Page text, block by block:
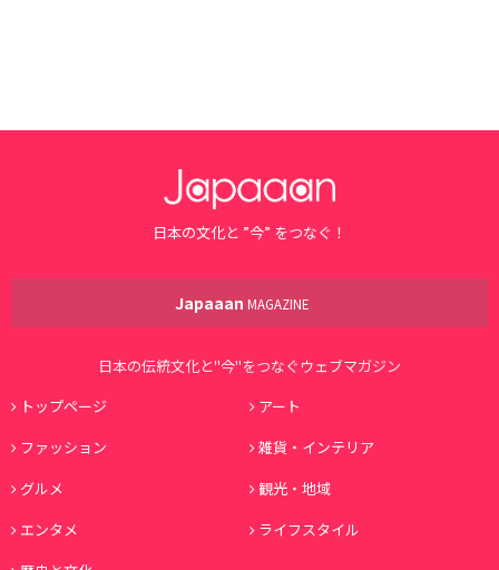
日本の文化と ”今” をつなぐ！
Japaaan MAGAZINE
日本の伝統文化と"今"をつなぐウェブマガジン
トップページ
アート
ファッション
雑貨・インテリア
グルメ
観光・地域
エンタメ
ライフスタイル